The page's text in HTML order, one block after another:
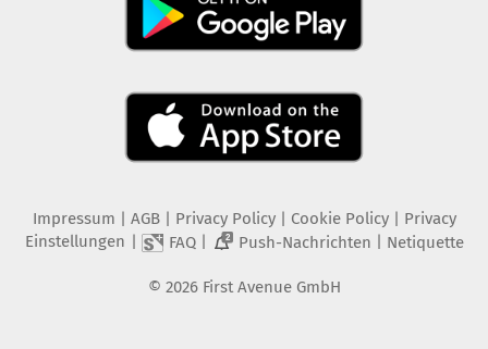
Impressum AGB Privacy Policy| Cookie Policy| Privacy
Einstellungen
FAQ| 2 Push-Nachrichten Netiquette
© 2026 First Avenue GmbH